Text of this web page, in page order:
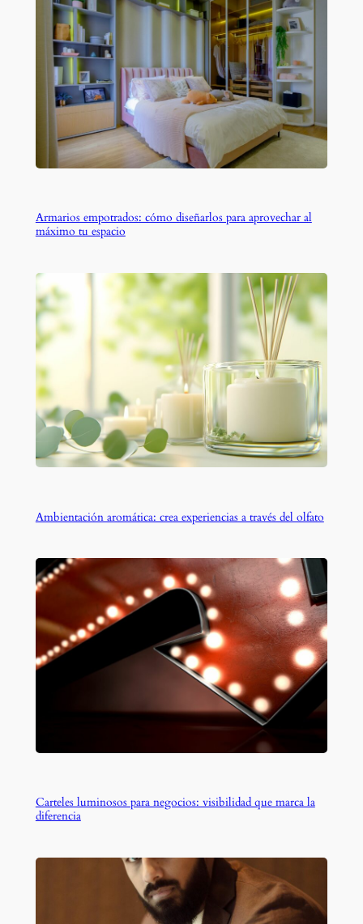
Armarios empotrados: cómo diseñarlos para aprovechar al
máximo tu espacio
Ambientación aromática: crea experiencias a través del olfato
Carteles luminosos para negocios: visibilidad que marca la
diferencia